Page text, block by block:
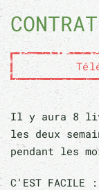
Il y aura 8
les deux
pendant les
C'EST FACILE :